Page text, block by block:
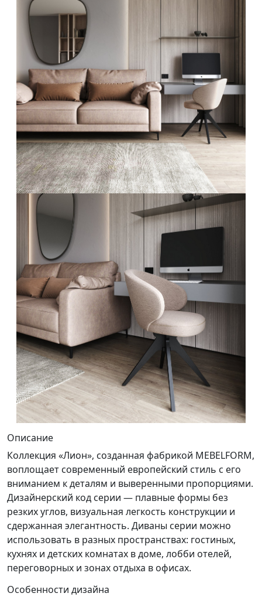
Описание
Коллекция «Лион», созданная фабрикой MEBELFORM,
воплощает современный европейский стиль с его
вниманием к деталям и выверенными пропорциями.
Дизайнерский код серии — плавные формы без
резких углов, визуальная легкость конструкции и
сдержанная элегантность. Диваны серии можно
использовать в разных пространствах: гостиных,
кухнях и детских комнатах в доме, лобби отелей,
переговорных и зонах отдыха в офисах.
Особенности дизайна